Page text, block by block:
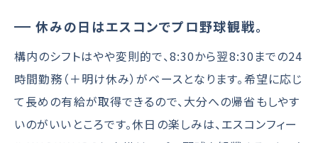
休みの日はエスコンでプロ野球観戦。
構内のシフトはやや変則的で、8:30から翌8:30までの24
時間勤務（＋明け休み）がベースとなります。希望に応じ
て長めの有給が取得できるので、大分への帰省もしやす
いのがいいところです。休日の楽しみは、エスコンフィー